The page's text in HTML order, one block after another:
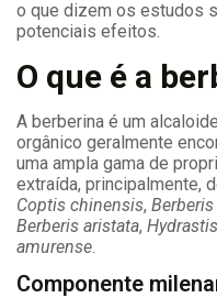
o que dizem os estudos
potenciais efeitos.
O que é a
A berberina é um
orgânico geralmente
uma ampla gama de
extraída, principalmente,
Coptis chinensis,
Berberis aristata,
amurense.
Componente